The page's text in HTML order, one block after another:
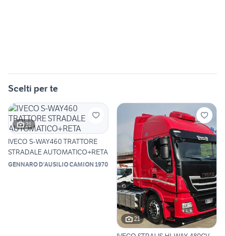
Scelti per te
21
IVECO S-WAY460 TRATTORE
STRADALE AUTOMATICO+RETA
GENNARO D'AUSILIO CAMION 1970
21